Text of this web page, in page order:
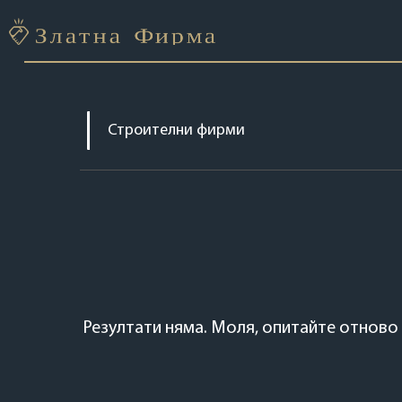
Резултати няма. Моля, опитайте отново